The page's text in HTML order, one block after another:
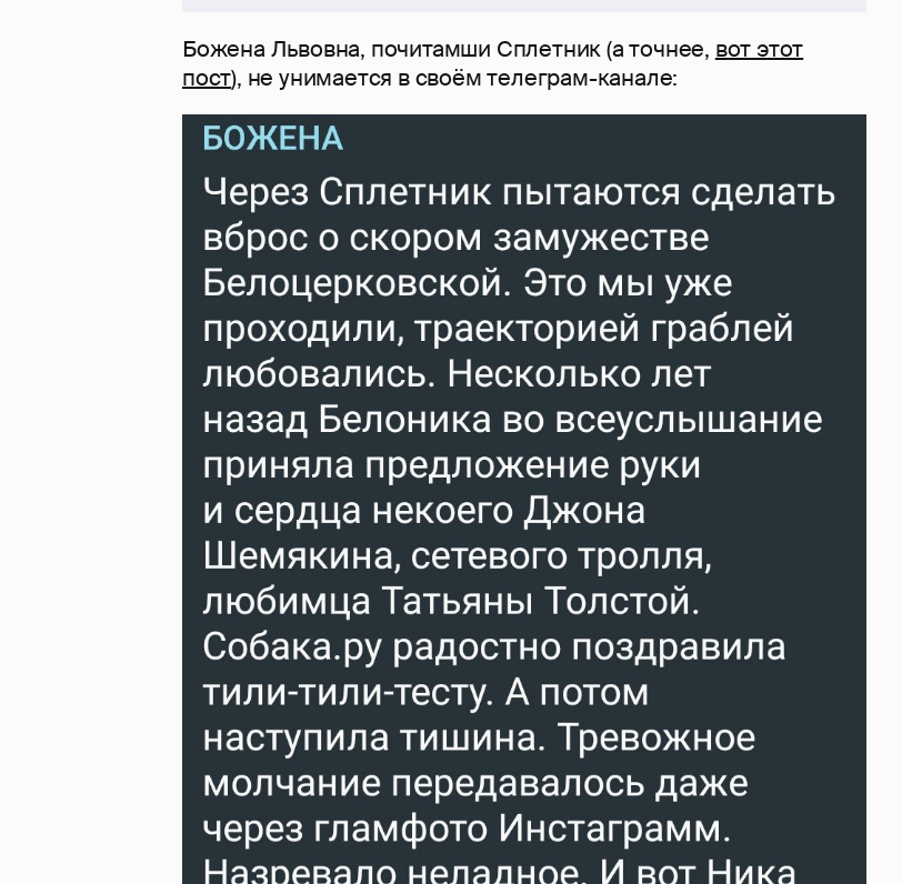
Божена Львовна, почитамши Сплетник (а точнее, вот этот
пост), не унимается в своём телеграм-канале: